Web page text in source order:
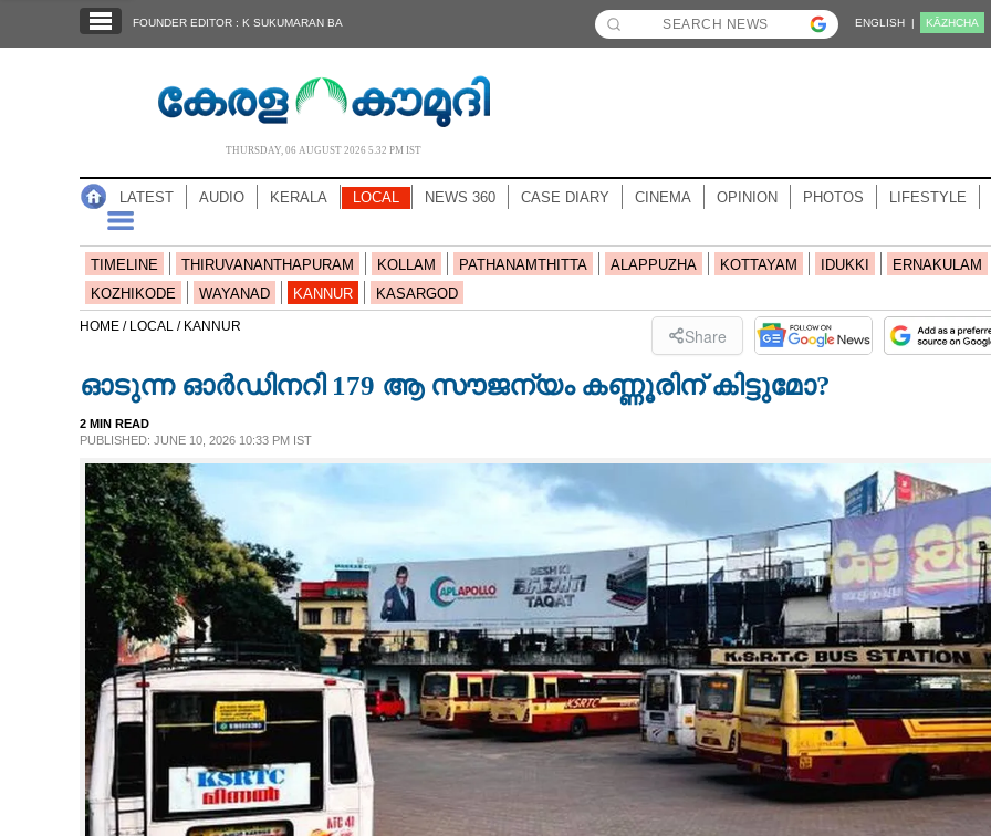
NOTIFIED NEWS
NEWS 360
LIFESTYLE
SPIRITUAL
FOUNDER EDITOR : K SUKUMARAN BA ENGLISH | KĀZHCHA
THURSDAY, 06 AUGUST 2026 5.32 PM IST
LATEST AUDIO KERALA LOCAL NEWS 360 CASE DIARY CINEMA OPINION PHOTOS LIFESTYLE
TIMELINE THIRUVANANTHAPURAM KOLLAM PATHANAMTHITTA ALAPPUZHA KOTTAYAM IDUKKI
ERNAKULAM
KOZHIKODE
WAYANAD KANNUR KASARGOD
HOME / LOCAL / KANNUR Share
ഓടുന്ന ഓർഡിനറി 179 ആ സൗജന്യം കണ്ണൂരിന് കിട്ടുമോ?
2 MIN READ
PUBLISHED: JUNE 10, 2026 10:33 PM IST